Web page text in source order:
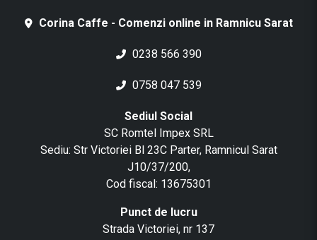
Corina Caffe - Comenzi online in Ramnicu Sarat
0238 566 390
0758 047 539
Sediul Social
SC Romtel Impex SRL
Sediu: Str Victoriei Bl 23C Parter, Ramnicul Sarat
J10/37/200,
Cod fiscal: 13675301
Punct de lucru
Strada Victoriei, nr 137